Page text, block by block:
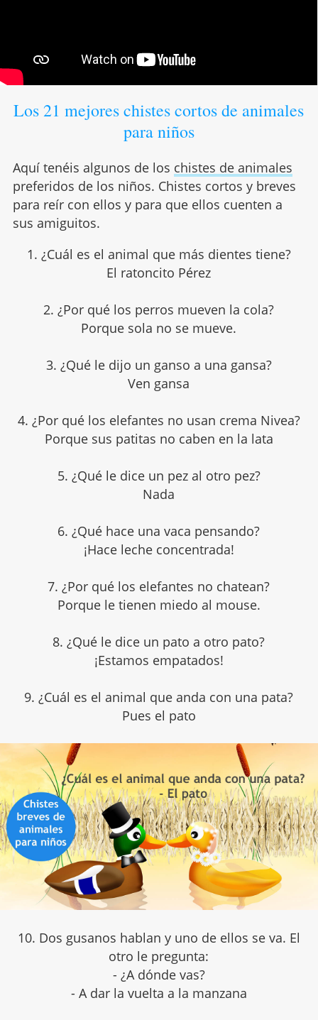
Los 21 mejores chistes cortos de animales
para niños
Aquí tenéis algunos de los chistes de animales
preferidos de los niños. Chistes cortos y breves
para reír con ellos y para que ellos cuenten a
sus amiguitos.
1. ¿Cuál es el animal que más dientes tiene?
El ratoncito Pérez
2. ¿Por qué los perros mueven la cola?
Porque sola no se mueve.
3. ¿Qué le dijo un ganso a una gansa?
Ven gansa
4. ¿Por qué los elefantes no usan crema Nivea?
Porque sus patitas no caben en la lata
5. ¿Qué le dice un pez al otro pez?
Nada
6. ¿Qué hace una vaca pensando?
¡Hace leche concentrada!
7. ¿Por qué los elefantes no chatean?
Porque le tienen miedo al mouse.
8. ¿Qué le dice un pato a otro pato?
¡Estamos empatados!
9. ¿Cuál es el animal que anda con una pata?
Pues el pato
10. Dos gusanos hablan y uno de ellos se va. El
otro le pregunta:
- ¿A dónde vas?
- A dar la vuelta a la manzana